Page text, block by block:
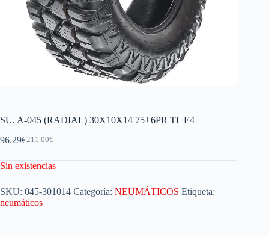
SU. A-045 (RADIAL) 30X10X14 75J 6PR TL E4
211.00€
96.29€
Sin existencias
SKU: 045-301014 Categoría: NEUMÁTICOS Etiqueta:
neumáticos